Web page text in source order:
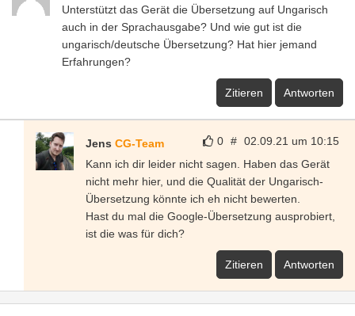
Unterstützt das Gerät die Übersetzung auf Ungarisch
auch in der Sprachausgabe? Und wie gut ist die
ungarisch/deutsche Übersetzung? Hat hier jemand
Erfahrungen?
Zitieren Antworten
0 # 02.09.21 um 10:15
Jens CG-Team
Kann ich dir leider nicht sagen. Haben das Gerät
nicht mehr hier, und die Qualität der Ungarisch-
Übersetzung könnte ich eh nicht bewerten.
Hast du mal die Google-Übersetzung ausprobiert,
ist die was für dich?
Zitieren Antworten